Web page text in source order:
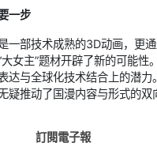
一步
一部技术成熟的3D动画，更
女主”题材开辟了新的可能性
达与全球化技术结合上的潜力
疑推动了国漫内容与形式的双
訂閱電子報